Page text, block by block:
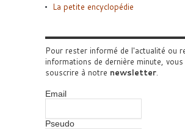
La petite encyclopédie
Pour rester informé de l'actualité ou
informations de dernière minute,
souscrire à notre newsletter.
Email
Pseudo